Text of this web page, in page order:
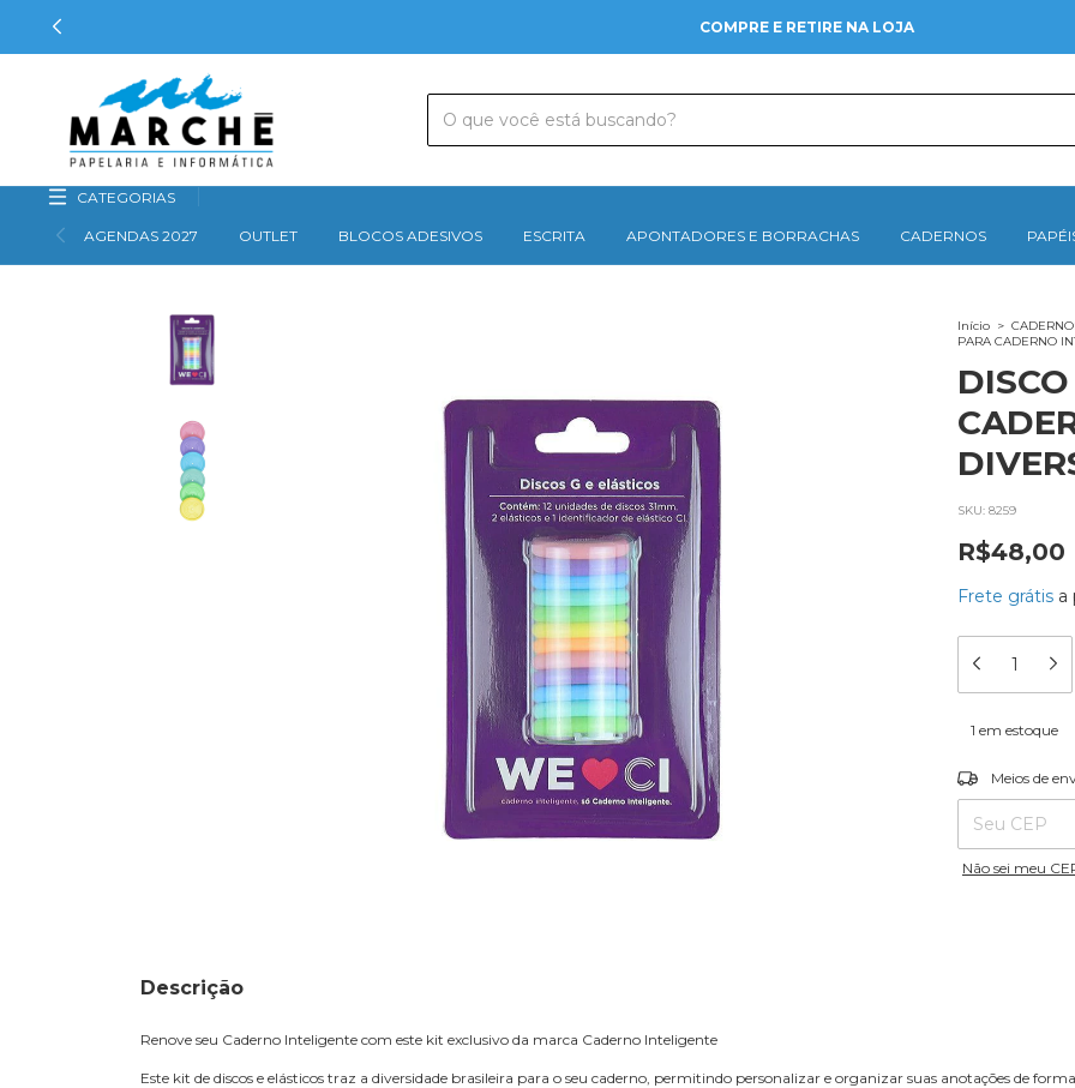
CATEGORIAS
AGENDAS 2027 OUTLET BLOCOS ADESIVOS ESCRITA APONTADORES E BORRACHAS CADERNOS
Início >
PARA CADERNO
SKU: 8259
R$48,00
Frete grátis a
1 em estoque
Entregas para o
Meios de
Não sei meu
Descrição
Renove seu Caderno Inteligente com este kit exclusivo da marca Caderno Inteligente
Este kit de discos e elásticos traz a diversidade brasileira para o seu caderno, permitindo personalizar e organizar suas anotações de